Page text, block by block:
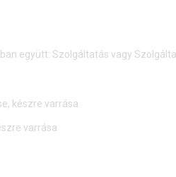
együtt: Szolgáltatás vagy
készre varrása
varrása